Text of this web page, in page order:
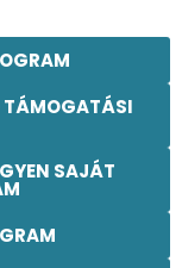
TÁMOGATÁSI
SAJÁT